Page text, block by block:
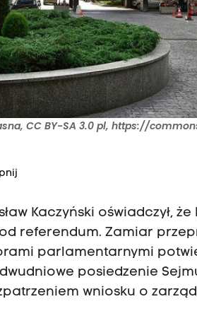
CC BY-SA 3.0 pl, https://
Kaczyński oświadczył,
referendum. Zamiar
parlamentarnymi
posiedzenie
wniosku o